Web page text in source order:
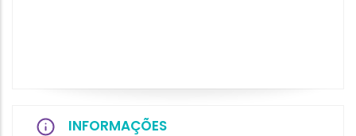
INFORMAÇÕES